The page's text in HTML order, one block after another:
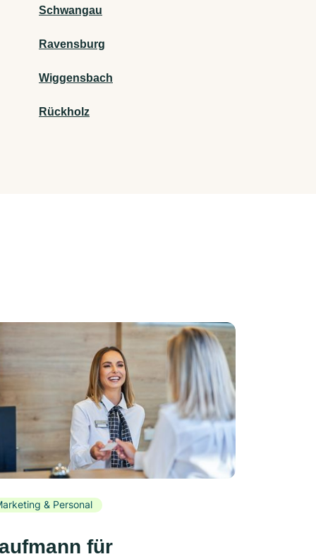
Schwangau
Ravensburg
Wiggensbach
Rückholz
& Personal
für